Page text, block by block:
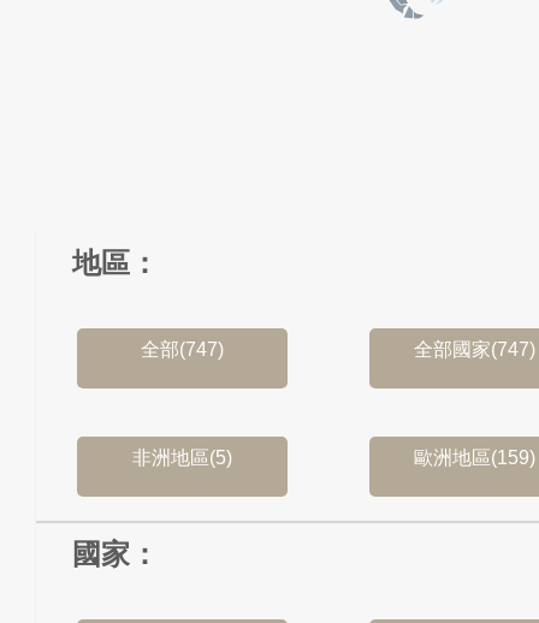
地區：
全部(747) 全部國家(747)
非洲地區(5) 歐洲地區(159)
國家：